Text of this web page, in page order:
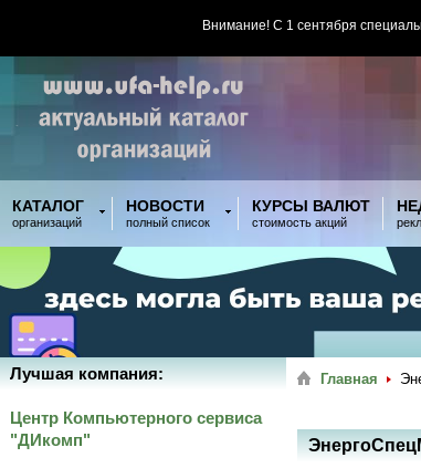
Внимание! С 1 сентября
КАТАЛОГ
организаций
НОВОСТИ
полный список
КУРСЫ ВАЛЮТ
стоимость акций
Главная
Лучшая компания:
Центр Компьютерного сервиса
"ДИкомп"